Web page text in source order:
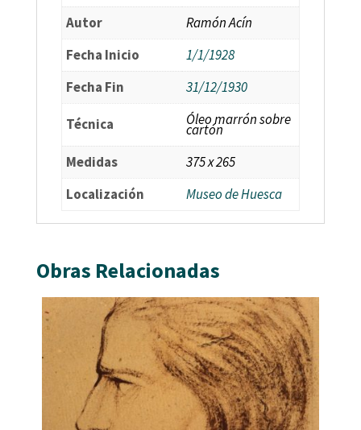
Autor
Ramón Acín
Fecha Inicio
1/1/1928
Fecha Fin
31/12/1930
Técnica Óleo marrón sobre
cartón
Medidas
375 x 265
Localización
Museo de Huesca
Obras Relacionadas